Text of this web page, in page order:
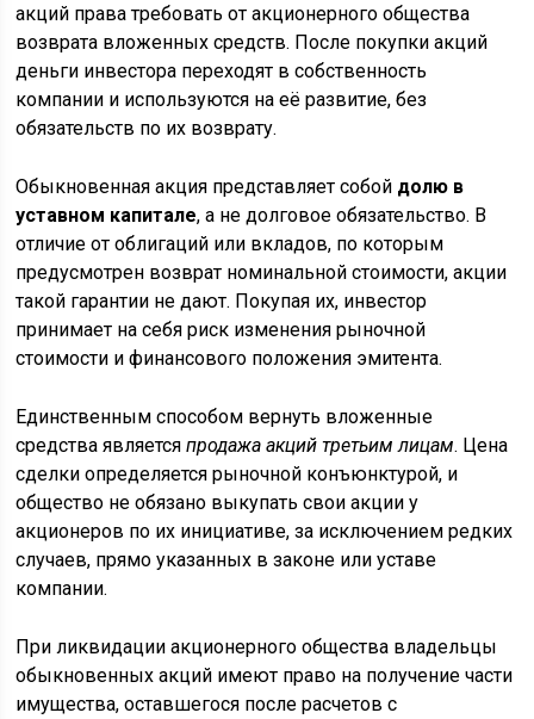
акций права требовать от акционерного общества
возврата вложенных средств. После покупки акций
деньги инвестора переходят в собственность
компании и используются на её развитие, без
обязательств по их возврату.
Обыкновенная акция представляет собой долю в
уставном капитале, а не долговое обязательство. В
отличие от облигаций или вкладов, по которым
предусмотрен возврат номинальной стоимости, акции
такой гарантии не дают. Покупая их, инвестор
принимает на себя риск изменения рыночной
стоимости и финансового положения эмитента.
Единственным способом вернуть вложенные
средства являетсяпродажа акций третьим лицам. Цена
сделки определяется рыночной конъюнктурой, и
общество не обязано выкупать свои акции у
акционеров по их инициативе, за исключением редких
случаев, прямо указанных в законе или уставе
компании.
При ликвидации акционерного общества владельцы
обыкновенных акций имеют право на получение части
имущества, оставшегося после расчетов с